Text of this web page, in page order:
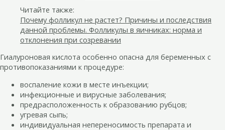
Читайте также:
Почему фолликул не растет? Причины и последствия
данной проблемы. Фолликулы в яичниках: норма и
отклонения при созревании
Гиалуроновая кислота особенно опасна для беременных с
противопоказаниями к процедуре:
воспаление кожи в месте инъекции;
инфекционные и вирусные заболевания;
предрасположенность к образованию рубцов;
угревая сыпь;
индивидуальная непереносимость препарата и